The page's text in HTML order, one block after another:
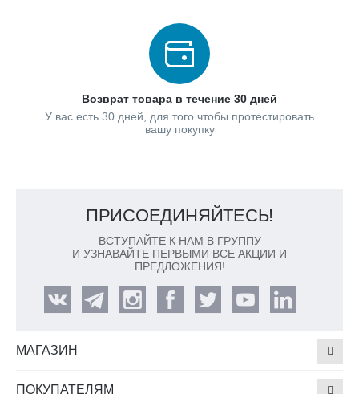
Возврат товара в течение 30 дней
У вас есть 30 дней, для того чтобы протестировать
вашу покупку
ПРИСОЕДИНЯЙТЕСЬ!
ВСТУПАЙТЕ К НАМ В ГРУППУ
И УЗНАВАЙТЕ ПЕРВЫМИ ВСЕ АКЦИИ И
ПРЕДЛОЖЕНИЯ!
МАГАЗИН
ПОКУПАТЕЛЯМ